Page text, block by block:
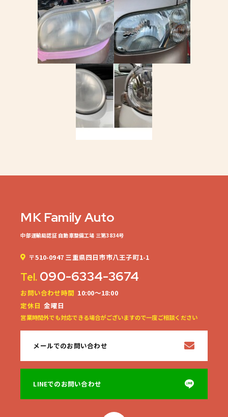
MK Family Auto
中部運輸局認証 自動車整備工場 三第3834号
〒510-0947 三重県四日市市八王子町1-1
Tel. 090-6334-3674
お問い合わせ時間 10:00～18:00
定休日 金曜日
営業時間外でも対応できる場合がございますので一度ご相談ください
メールでのお問い合わせ
LINEでのお問い合わせ